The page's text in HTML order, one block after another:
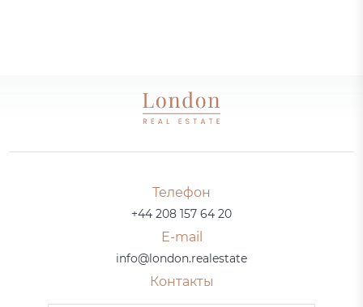
Телефон
+44 208 157 64 20
E-mail
info@london.realestate
Контакты